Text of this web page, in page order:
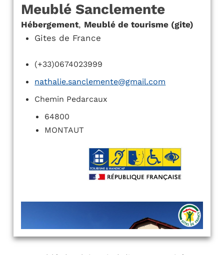
Meublé Sanclemente
Hébergement, Meublé de tourisme (gite)
Gites de France
(+33)0674023999
nathalie.sanclemente@gmail.com
Chemin Pedarcaux
64800
MONTAUT